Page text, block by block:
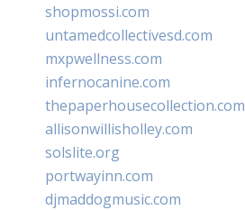
shopmossi.com
untamedcollectivesd.com
mxpwellness.com
infernocanine.com
thepaperhousecollection.com
allisonwillisholley.com
solslite.org
portwayinn.com
djmaddogmusic.com